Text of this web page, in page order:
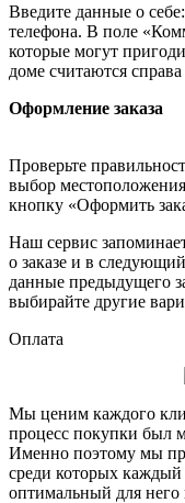
Введите данные о
телефона. В поле
которые могут
доме считаются
Оформление заказа
Проверьте
выбор
кнопку «Оформить
Наш сервис
о заказе и в
данные предыдущего
выбирайте другие
Оплата
Мы ценим каждого
процесс покупки был
Именно поэтому мы
среди которых
оптимальный для него